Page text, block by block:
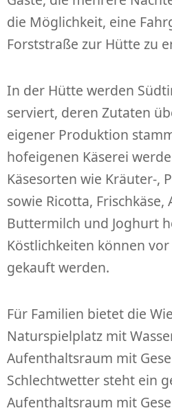
die Möglichkeit, eine
Forststraße zur Hütte zu
In der Hütte werden
serviert, deren Zutaten
eigener Produktion
hofeigenen Käserei
Käsesorten wie Kräuter-,
sowie Ricotta, Frischkäse,
Buttermilch und Joghurt
Köstlichkeiten können
gekauft werden.
Für Familien bietet die
Naturspielplatz mit
Aufenthaltsraum mit
Schlechtwetter steht ein
Aufenthaltsraum mit